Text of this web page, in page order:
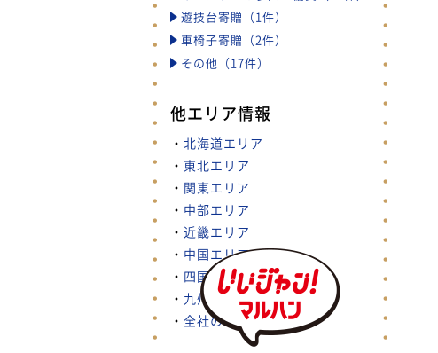
遊技台寄贈（1件）
車椅子寄贈（2件）
その他（17件）
他エリア情報
・ 北海道エリア
・ 東北エリア
・ 関東エリア
・ 中部エリア
・ 近畿エリア
・ 中国エリア
・ 四国エリア
・ 九州・沖縄エリア
・ 全社の取り組み